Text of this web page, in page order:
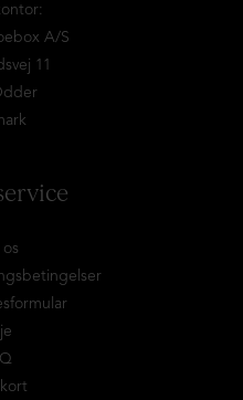
A/S
11